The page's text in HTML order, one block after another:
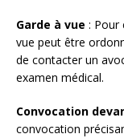
Garde à vue : Pour
vue peut être
de contacter un
examen médical.
Convocation
convocation